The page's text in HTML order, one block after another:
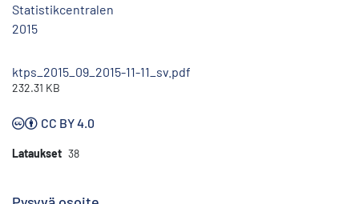
Statistikcentralen
2015
ktps_2015_09_2015-11-11_sv.pdf
232.31 KB
CC BY 4.0
Lataukset 38